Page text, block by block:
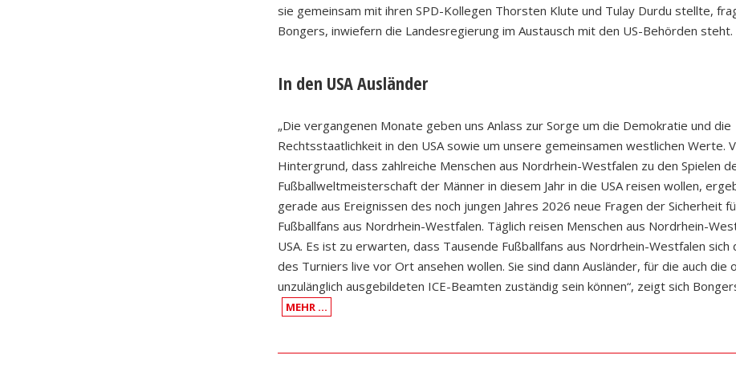
sie gemeinsam mit ihren SPD-Kollegen Thorsten Klute und Tulay Durdu stellte,
Bongers, inwiefern die Landesregierung im Austausch mit den US-Behörden steht.
In den USA Ausländer
„Die vergangenen Monate geben uns Anlass zur Sorge um die Demokratie und die
Rechtsstaatlichkeit in den USA sowie um unsere gemeinsamen westlichen Werte.
Hintergrund, dass zahlreiche Menschen aus Nordrhein-Westfalen zu den Spielen
Fußballweltmeisterschaft der Männer in diesem Jahr in die USA reisen wollen,
gerade aus Ereignissen des noch jungen Jahres 2026 neue Fragen der Sicherheit
Fußballfans aus Nordrhein-Westfalen. Täglich reisen Menschen aus Nordrhein-
USA. Es ist zu erwarten, dass Tausende Fußballfans aus Nordrhein-Westfalen sich
des Turniers live vor Ort ansehen wollen. Sie sind dann Ausländer, für die auch die
unzulänglich ausgebildeten ICE-Beamten zuständig sein können“, zeigt sich
MEHR …